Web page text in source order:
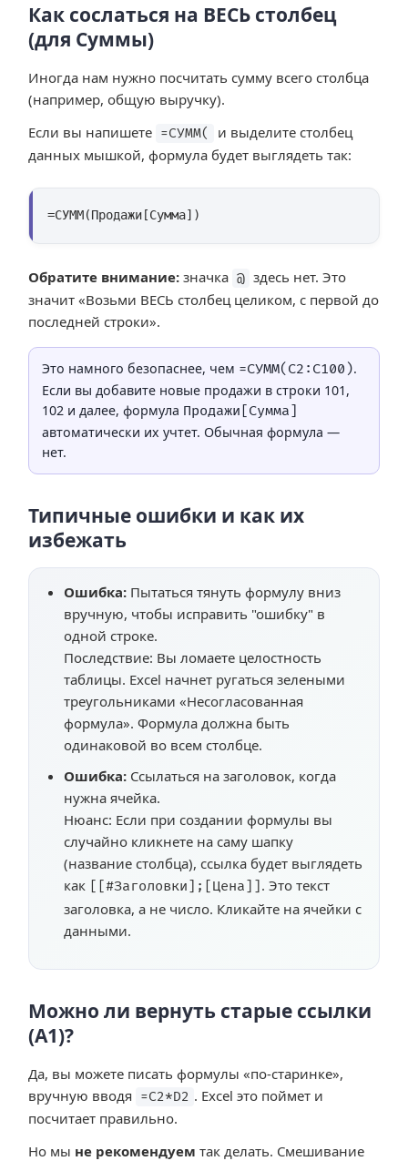
Как сослаться на ВЕСЬ столбец
(для Суммы)
Иногда нам нужно посчитать сумму всего столбца
(например, общую выручку).
Если вы напишете =СУММ(
и выделите столбец
данных мышкой, формула будет выглядеть так:
=СУММ(Продажи[Сумма])
Обратите внимание: значка @ здесь нет. Это
значит «Возьми ВЕСЬ столбец целиком, с первой до
последней строки».
Это намного безопаснее, чем =СУММ(C2:C100).
Если вы добавите новые продажи в строки 101,
102 и далее, формула Продажи[Сумма]
автоматически их учтет. Обычная формула —
нет.
Типичные ошибки и как их
избежать
Ошибка: Пытаться тянуть формулу вниз
вручную, чтобы исправить "ошибку" в
одной строке.
Последствие: Вы ломаете целостность
таблицы. Excel начнет ругаться зелеными
треугольниками «Несогласованная
формула». Формула должна быть
одинаковой во всем столбце.
Ошибка: Ссылаться на заголовок, когда
нужна ячейка.
Нюанс: Если при создании формулы вы
случайно кликнете на саму шапку
(название столбца), ссылка будет выглядеть
как [[#Заголовки];[Цена]] . Это текст
заголовка, а не число. Кликайте на ячейки с
данными.
Можно ли вернуть старые ссылки
(A1)?
Да, вы можете писать формулы «по-старинке»,
вручную вводя
=C2*D2 . Excel это поймет и
посчитает правильно.
Но мы не рекомендуем так делать. Смешивание